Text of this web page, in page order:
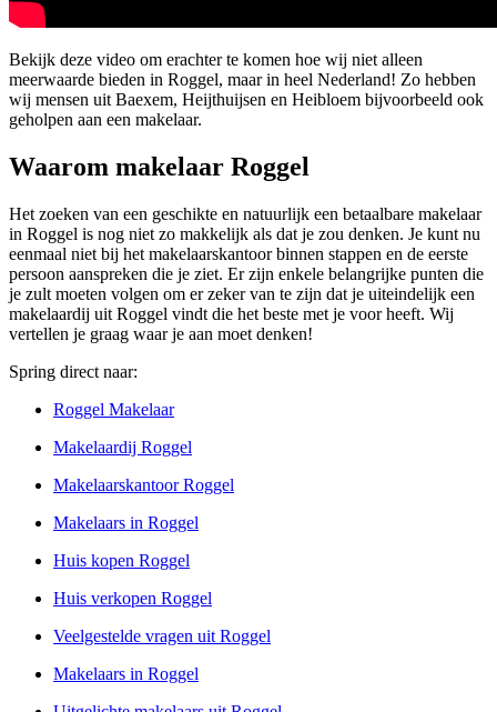
Bekijk deze video om erachter te komen hoe wij niet alleen
meerwaarde bieden in Roggel, maar in heel Nederland! Zo hebben
wij mensen uit Baexem, Heijthuijsen en Heibloem bijvoorbeeld ook
geholpen aan een makelaar.
Waarom makelaar Roggel
Het zoeken van een geschikte en natuurlijk een betaalbare makelaar
in Roggel is nog niet zo makkelijk als dat je zou denken. Je kunt nu
eenmaal niet bij het makelaarskantoor binnen stappen en de eerste
persoon aanspreken die je ziet. Er zijn enkele belangrijke punten die
je zult moeten volgen om er zeker van te zijn dat je uiteindelijk een
makelaardij uit Roggel vindt die het beste met je voor heeft. Wij
vertellen je graag waar je aan moet denken!
Spring direct naar:
Roggel Makelaar
Makelaardij Roggel
Makelaarskantoor Roggel
Makelaars in Roggel
Huis kopen Roggel
Huis verkopen Roggel
Veelgestelde vragen uit Roggel
Makelaars in Roggel